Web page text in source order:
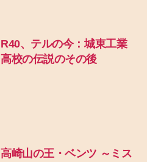
R40、テルの今：城東工業
高校の伝説のその後
高崎山の王・ベンツ ～ミス